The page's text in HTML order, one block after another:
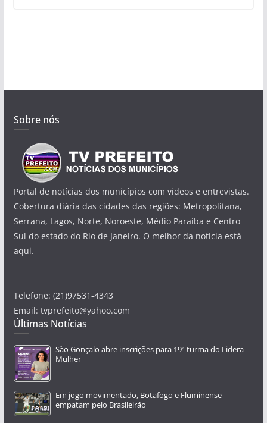
Sobre nós
Portal de notícias dos municípios com videos e entrevistas.
Cobertura diária das cidades das regiões: Metropolitana,
Serrana, Lagos, Norte, Noroeste, Médio Paraíba e Centro
Sul do estado do Rio de Janeiro. O melhor da notícia está
aqui.
Telefone: (21)97531-4343
Email: tvprefeito@yahoo.com
Últimas Notícias
São Gonçalo abre inscrições para 19ª turma do Lidera
Mulher
Em jogo movimentado, Botafogo e Fluminense
empatam pelo Brasileirão